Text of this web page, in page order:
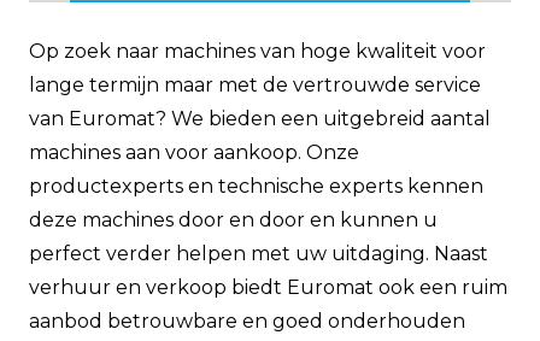
Op zoek naar machines van hoge kwaliteit voor
lange termijn maar met de vertrouwde service
van Euromat? We bieden een uitgebreid aantal
machines aan voor aankoop. Onze
productexperts en technische experts kennen
deze machines door en door en kunnen u
perfect verder helpen met uw uitdaging. Naast
verhuur en verkoop biedt Euromat ook een ruim
aanbod betrouwbare en goed onderhouden